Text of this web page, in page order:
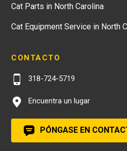
Cat Parts in North Carolina
Cat Equipment Service in North
CONTACTO
318-724-5719
Encuentra un lugar
PÓNGASE EN